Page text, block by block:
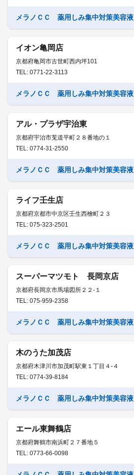
メラノＣＣ 薬用しみ集中対策美容液
イオン亀岡店
京都府亀岡市古世町西内坪101
TEL: 0771-22-3113
メラノＣＣ 薬用しみ集中対策美容液
アル・プラザ宇治東
京都府宇治市莵道平町２８番地の１
TEL: 0774-31-2550
メラノＣＣ 薬用しみ集中対策美容液
ライフ壬生店
京都府京都市中京区壬生西檜町２３
TEL: 075-323-2501
メラノＣＣ 薬用しみ集中対策美容液
スーパーマツモト 長岡京店
京都府長岡京市馬場図所２２-１
TEL: 075-959-2358
メラノＣＣ 薬用しみ集中対策美容液
木のうた加茂店
京都府木津川市加茂町駅東１丁目４-４
TEL: 0774-39-8184
メラノＣＣ 薬用しみ集中対策美容液
エール東舞鶴店
京都府舞鶴市南浜町２７番地５
TEL: 0773-66-0098